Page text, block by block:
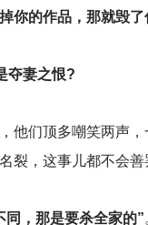
你的作品，那就毁了
夺妻之恨?
他们顶多嘲笑两声
裂，这事儿都不会善
同，那是要杀全家的”